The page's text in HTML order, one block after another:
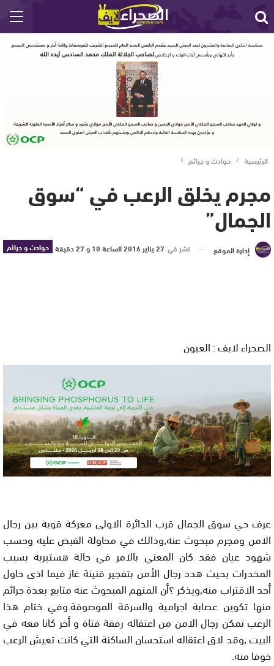
الرئيسية حوادث و جرائم
مجرم يخلق الرعب في “سوق
الجمال”
حوادث و جرائم إدارة الموقع نشر في 27 يناير 2016 الساعة 10 و 27 دقيقة
الصحراء لايف : العيون
عرف حي سوق الجمال قرب الدائرة الاولى معركة قوية بين رجال
الامن ومجرم مبحوث عنه,وذالك في محاولة القبض عليه وحسب
شهود عيان فقد كان المعني بالامر في حالة هستيرية بسبب
المخدرات بحيث هدد رجال الأمن بتفجير قنينة غاز فيما اذى حاول
أحد الاقتراب منه,ويذكر ؟أن المتهم المبحوث عنه متابع بعدة جرائم
منها تكوين عصابة اجرامية والسرقة الموصوفة.وفي ختام هذا
الرعب تمكن رجال الامن من اعتقاله رفقة فتاة و أخر كانا معه في
البيت ,وقد لاق اعتقاله استحسان الساكنة التي كانت تعيش الرعب
خوفا منه.